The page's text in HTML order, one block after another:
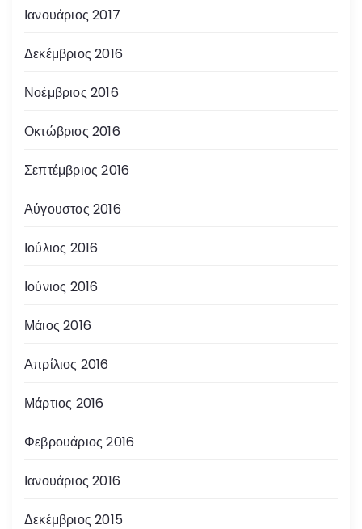
Ιανουάριος 2017
Δεκέμβριος 2016
Νοέμβριος 2016
Οκτώβριος 2016
Σεπτέμβριος 2016
Αύγουστος 2016
Ιούλιος 2016
Ιούνιος 2016
Μάιος 2016
Απρίλιος 2016
Μάρτιος 2016
Φεβρουάριος 2016
Ιανουάριος 2016
Δεκέμβριος 2015